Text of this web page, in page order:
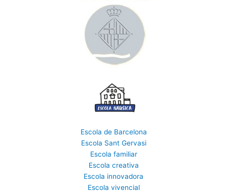
Escola de Barcelona
Escola Sant Gervasi
Escola familiar
Escola creativa
Escola innovadora
Escola vivencial